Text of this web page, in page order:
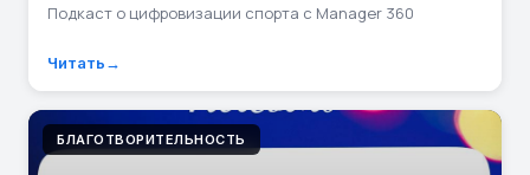
Подкаст о цифровизации спорта с Manager 360
Читать
БЛАГОТВОРИТЕЛЬНОСТЬ